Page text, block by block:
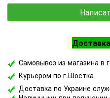
Доставка
Самовывоз из магазина в
Курьером по г.Шостка
Доставка по Украине